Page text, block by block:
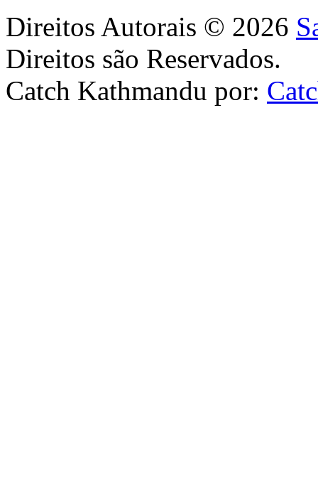
Direitos Autorais © 2026
Direitos são Reservados.
Catch Kathmandu por: